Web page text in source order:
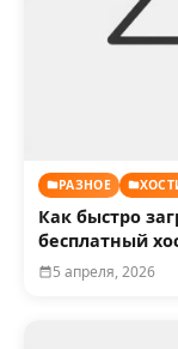
РАЗНОЕ
Как быстро
бесплатный
5 апреля, 2026